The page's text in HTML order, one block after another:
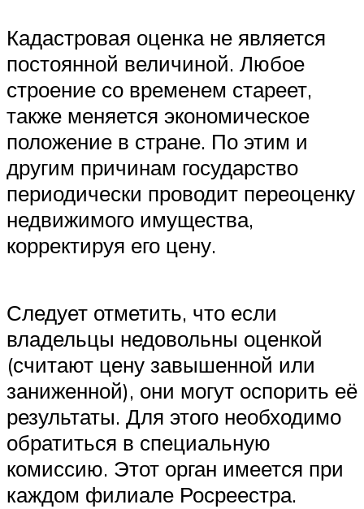
Кадастровая оценка не является
постоянной величиной. Любое
строение со временем стареет,
также меняется экономическое
положение в стране. По этим и
другим причинам государство
периодически проводит переоценку
недвижимого имущества,
корректируя его цену.
Следует отметить, что если
владельцы недовольны оценкой
(считают цену завышенной или
заниженной), они могут оспорить её
результаты. Для этого необходимо
обратиться в специальную
комиссию. Этот орган имеется при
каждом филиале Росреестра.